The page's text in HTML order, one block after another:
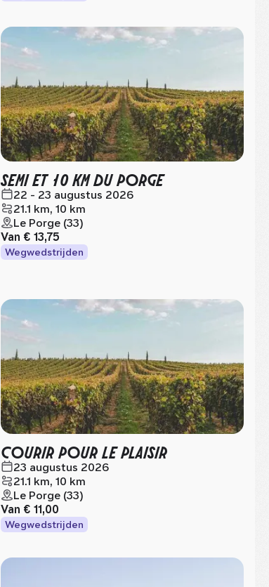
SEMI ET 10 KM DU PORGE
22 - 23 augustus 2026
21.1 km, 10 km
Le Porge (33)
Van € 13,75
Wegwedstrijden
COURIR POUR LE PLAISIR
23 augustus 2026
21.1 km, 10 km
Le Porge (33)
Van € 11,00
Wegwedstrijden